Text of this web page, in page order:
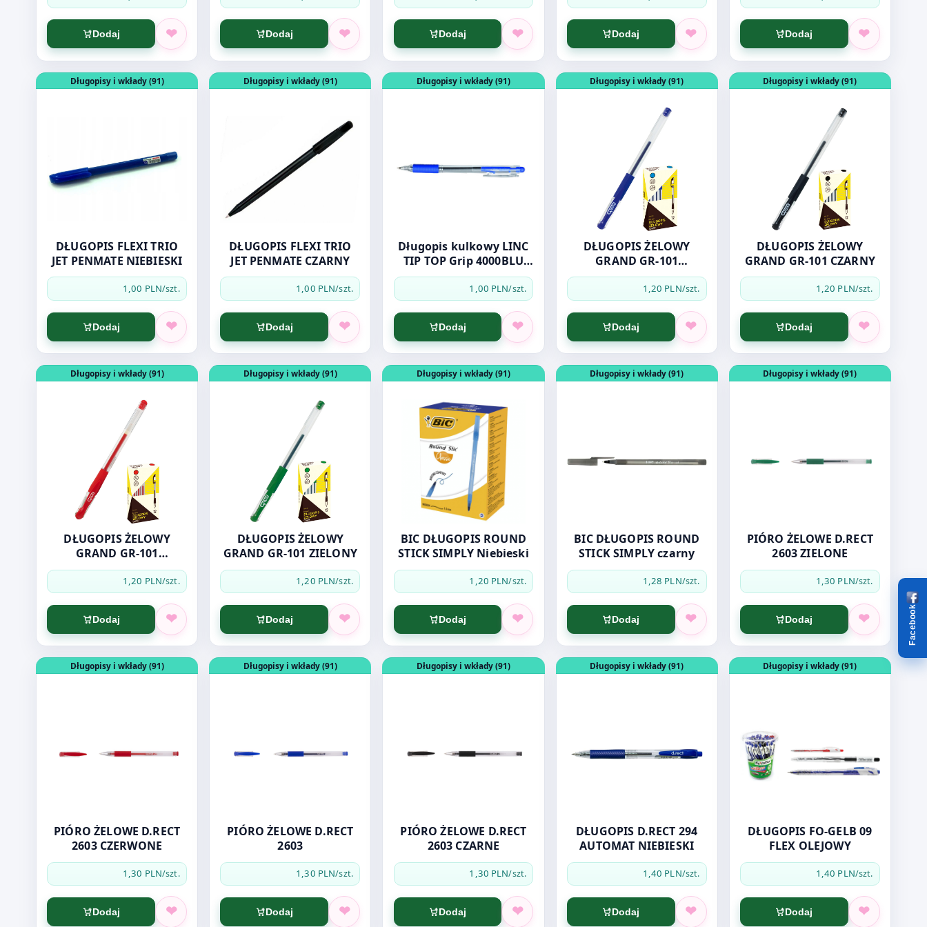
Dodaj Dodaj Dodaj Dodaj Dodaj
Otwórz produkt: DŁUGOPIS FLEXI TRIO JET PENMATE NIEBIESKI
Długopisy i wkłady (91)
DŁUGOPIS FLEXI TRIO
JET PENMATE NIEBIESKI
1,00 PLN/szt.
Dodaj
Otwórz produkt: DŁUGOPIS FLEXI TRIO JET PENMATE CZARNY
Długopisy i wkłady (91)
DŁUGOPIS FLEXI TRIO
JET PENMATE CZARNY
1,00 PLN/szt.
Dodaj
Otwórz produkt: Długopis kulkowy LINC TIP TOP Grip 4000BLU NIEBIES
Długopisy i wkłady (91)
Długopis kulkowy LINC
TIP TOP Grip 4000BLU
NIEBIES
1,00 PLN/szt.
Dodaj
Otwórz produkt: DŁUGOPIS ŻELOWY GRAND GR-101 NIEBIESKI
Długopisy i wkłady (91)
DŁUGOPIS ŻELOWY
GRAND GR-101
NIEBIESKI
1,20 PLN/szt.
Dodaj
Otwórz produkt: DŁUGOPIS ŻELOWY
Długopisy i wkłady (91)
DŁUGOPIS ŻELOWY
GRAND GR-101 CZARNY
1,20 PLN/szt.
Dodaj
Otwórz produkt: DŁUGOPIS ŻELOWY GRAND GR-101 CZERWONY
Długopisy i wkłady (91)
DŁUGOPIS ŻELOWY
GRAND GR-101
CZERWONY
1,20 PLN/szt.
Dodaj
Otwórz produkt: DŁUGOPIS ŻELOWY GRAND GR-101 ZIELONY
Długopisy i wkłady (91)
DŁUGOPIS ŻELOWY
GRAND GR-101 ZIELONY
1,20 PLN/szt.
Dodaj
Otwórz produkt: BIC DŁUGOPIS ROUND STICK SIMPLY Niebieski
Długopisy i wkłady (91)
BIC DŁUGOPIS ROUND
STICK SIMPLY Niebieski
1,20 PLN/szt.
Dodaj
Otwórz produkt: BIC DŁUGOPIS ROUND STICK SIMPLY czarny
Długopisy i wkłady (91)
BIC DŁUGOPIS ROUND
STICK SIMPLY czarny
1,28 PLN/szt.
Dodaj
Otwórz produkt: PIÓRO ŻELOWE
Długopisy i wkłady (91)
PIÓRO ŻELOWE D.RECT
2603 ZIELONE
1,30 PLN/szt.
Dodaj
Otwórz produkt: PIÓRO ŻELOWE D.RECT 2603 CZERWONE
Długopisy i wkłady (91)
PIÓRO ŻELOWE D.RECT
2603 CZERWONE
1,30 PLN/szt.
Dodaj
Otwórz produkt: PIÓRO ŻELOWE D.RECT 2603
Długopisy i wkłady (91)
PIÓRO ŻELOWE D.RECT
2603
1,30 PLN/szt.
Dodaj
Otwórz produkt: PIÓRO ŻELOWE D.RECT 2603 CZARNE
Długopisy i wkłady (91)
PIÓRO ŻELOWE D.RECT
2603 CZARNE
1,30 PLN/szt.
Dodaj
Otwórz produkt: DŁUGOPIS D.RECT 294 AUTOMAT NIEBIESKI
Długopisy i wkłady (91)
DŁUGOPIS D.RECT 294
AUTOMAT NIEBIESKI
1,40 PLN/szt.
Dodaj
Otwórz produkt: DŁUGOPIS FO-GELB
Długopisy i wkłady (91)
DŁUGOPIS FO-GELB 09
FLEX OLEJOWY
1,40 PLN/szt.
Dodaj
Facebook